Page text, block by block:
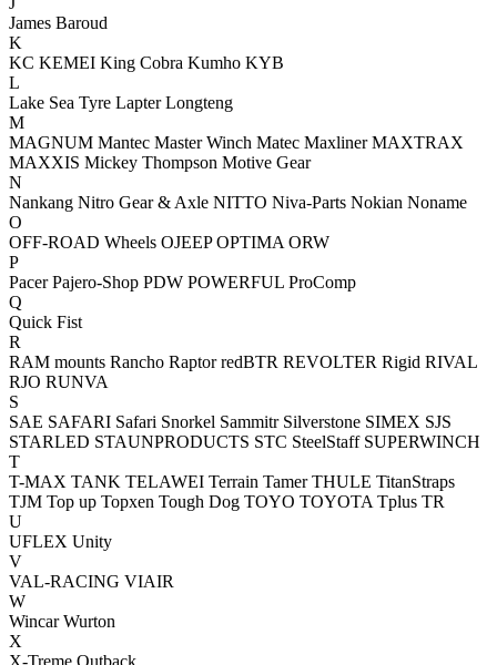
James Baroud
K
KC KEMEI King Cobra Kumho KYB
L
Lake Sea Tyre Lapter Longteng
M
MAGNUM Mantec Master Winch Matec Maxliner MAXTRAX
MAXXIS Mickey Thompson Motive Gear
N
Nankang Nitro Gear & Axle NITTO Niva-Parts Nokian Noname
O
OFF-ROAD Wheels OJEEP OPTIMA ORW
P
Pacer Pajero-Shop PDW POWERFUL ProComp
Q
Quick Fist
R
RAM mounts Rancho Raptor redBTR REVOLTER Rigid RIVAL
RJO RUNVA
S
SAE SAFARI Safari Snorkel Sammitr Silverstone SIMEX SJS
STARLED STAUNPRODUCTS STC SteelStaff SUPERWINCH
T
T-MAX TANK TELAWEI Terrain Tamer THULE TitanStraps
TJM Top up Topxen Tough Dog TOYO TOYOTA Tplus TR
U
UFLEX Unity
V
VAL-RACING VIAIR
W
Wincar Wurton
X